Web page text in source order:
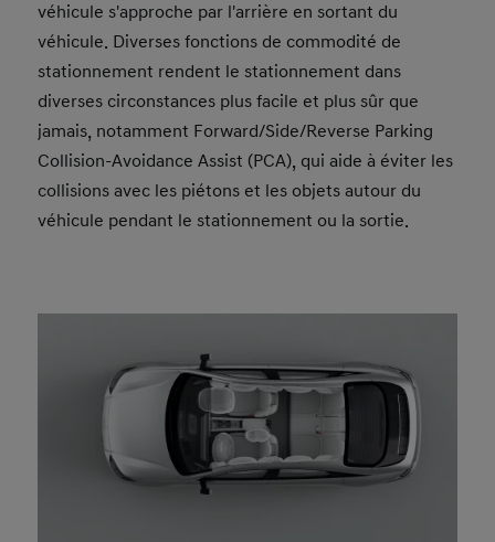
véhicule s'approche par l'arrière en sortant du
véhicule. Diverses fonctions de commodité de
stationnement rendent le stationnement dans
diverses circonstances plus facile et plus sûr que
jamais, notamment Forward/Side/Reverse Parking
Collision-Avoidance Assist (PCA), qui aide à éviter les
collisions avec les piétons et les objets autour du
véhicule pendant le stationnement ou la sortie.